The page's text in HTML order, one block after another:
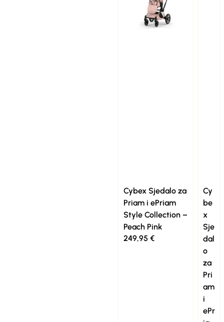
Cybex Sjedalo za
Priam i ePriam
Style Collection –
Peach Pink
249,95 €
Cy
be
x
Sje
dal
o
za
Pri
am
i
ePr